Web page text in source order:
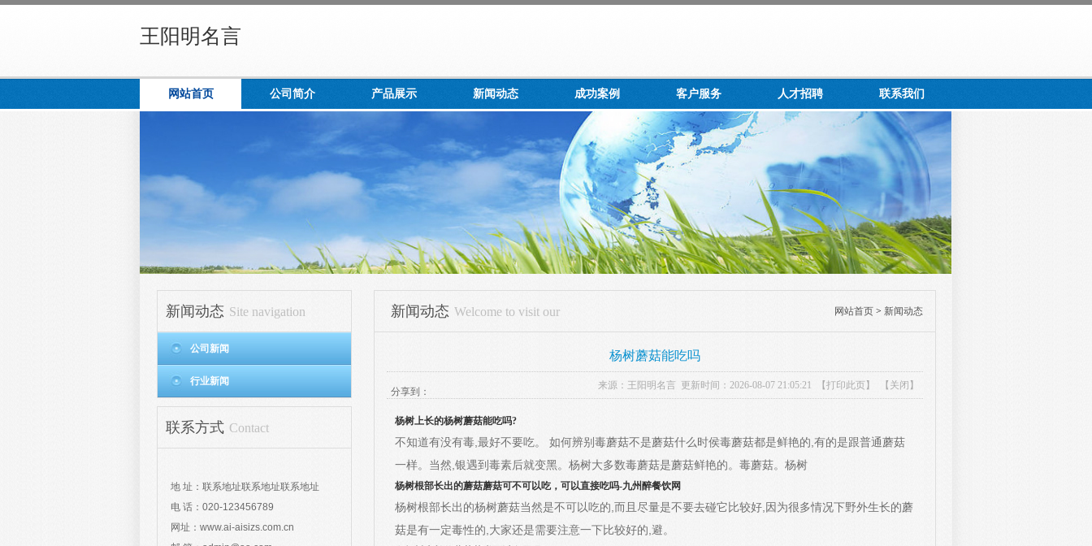
王阳明名言
网站首页 公司简介 产品展示 新闻动态 成功案例 客户服务 人才招聘 联系我们
新闻动态 Site navigation
公司新闻
行业新闻
联系方式 Contact
地 址：联系地址联系地址联系地址
电 话：020-123456789
网址：www.ai-aisizs.com.cn
网站首页> 新闻动态
新闻动态 Welcome to visit our
杨树蘑菇能吃吗
分享到：
来源： 王阳明名言 更新时间：2026-08-07 21:05:21 【打印此页】 【 关闭 】
杨树上长的杨树蘑菇能吃吗?
不知道有没有毒,最好不要吃。 如何辨别毒蘑菇不是蘑菇什么时侯毒蘑菇都是鲜艳的,有的是跟普通蘑菇
一样。当然,银遇到毒素后就变黑。杨树大多数毒蘑菇是蘑菇鲜艳的。毒蘑菇。杨树
杨树根部长出的蘑菇蘑菇可不可以吃，可以直接吃吗-九州醉餐饮网
杨树根部长出的杨树蘑菇当然是不可以吃的,而且尽量是不要去碰它比较好,因为很多情况下野外生长的蘑
菇是有一定毒性的,大家还是需要注意一下比较好的,避。